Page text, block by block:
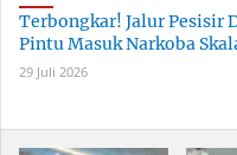
Terbongkar! Jalur Pesisir
Pintu Masuk Narkoba
29 Juli 2026